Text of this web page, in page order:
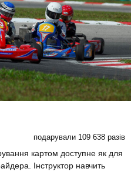
подарували 109 638 разів
картом доступне як для
Інструктор навчить